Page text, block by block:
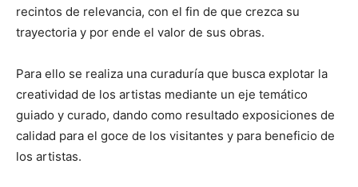
recintos de relevancia, con el fin de que crezca su
trayectoria y por ende el valor de sus obras.
Para ello se realiza una curaduría que busca explotar la
creatividad de los artistas mediante un eje temático
guiado y curado, dando como resultado exposiciones de
calidad para el goce de los visitantes y para beneficio de
los artistas.